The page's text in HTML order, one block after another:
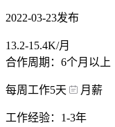
2022-03-23发布
13.2-15.4K/月
合作周期：6个月以上
每周工作5天 月薪
工作经验：1-3年